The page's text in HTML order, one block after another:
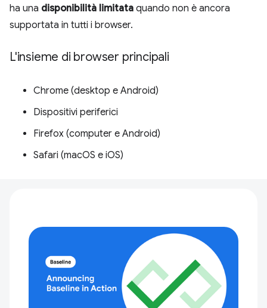
ha una disponibilità limitata quando non è ancora
supportata in tutti i browser.
L'insieme di browser principali
Chrome (desktop e Android)
Dispositivi periferici
Firefox (computer e Android)
Safari (macOS e iOS)